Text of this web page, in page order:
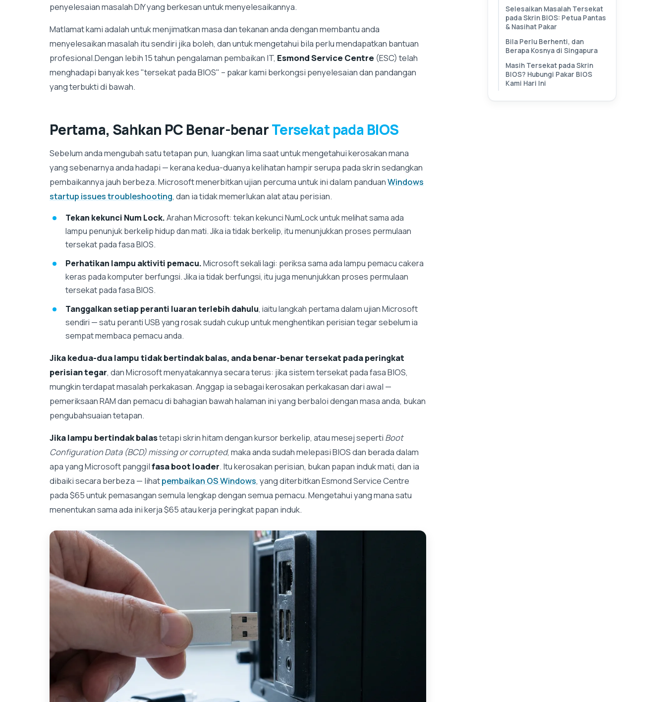
penyelesaian masalah DIY yang berkesan untuk menyelesaikannya.
Matlamat kami adalah untuk menjimatkan masa dan tekanan anda dengan membantu anda
menyelesaikan masalah itu sendiri jika boleh, dan untuk mengetahui bila perlu mendapatkan bantuan
profesional.Dengan lebih 15 tahun pengalaman pembaikan IT, Esmond Service Centre (ESC) telah
menghadapi banyak kes "tersekat pada BIOS" – pakar kami berkongsi penyelesaian dan pandangan
yang terbukti di bawah.
Pertama, Sahkan PC Benar-benarTersekat pada BIOS
Sebelum anda mengubah satu tetapan pun, luangkan lima saat untuk mengetahui kerosakan mana
yang sebenarnya anda hadapi — kerana kedua-duanya kelihatan hampir serupa pada skrin sedangkan
pembaikannya jauh berbeza. Microsoft menerbitkan ujian percuma untuk ini dalam panduanWindows
startup issues troubleshooting, dan ia tidak memerlukan alat atau perisian.
Tekan kekunci Num Lock.Arahan Microsoft: tekan kekunci NumLock untuk melihat sama ada
lampu penunjuk berkelip hidup dan mati. Jika ia tidak berkelip, itu menunjukkan proses permulaan
tersekat pada fasa BIOS.
Perhatikan lampu aktiviti pemacu.Microsoft sekali lagi: periksa sama ada lampu pemacu cakera
keras pada komputer berfungsi. Jika ia tidak berfungsi, itu juga menunjukkan proses permulaan
tersekat pada fasa BIOS.
Tanggalkan setiap peranti luaran terlebih dahulu, iaitu langkah pertama dalam ujian Microsoft
sendiri — satu peranti USB yang rosak sudah cukup untuk menghentikan perisian tegar sebelum ia
sempat membaca pemacu anda.
Jika kedua-dua lampu tidak bertindak balas, anda benar-benar tersekat pada peringkat
perisian tegar, dan Microsoft menyatakannya secara terus: jika sistem tersekat pada fasa BIOS,
mungkin terdapat masalah perkakasan. Anggap ia sebagai kerosakan perkakasan dari awal —
pemeriksaan RAM dan pemacu di bahagian bawah halaman ini yang berbaloi dengan masa anda, bukan
pengubahsuaian tetapan.
Jika lampu bertindak balastetapi skrin hitam dengan kursor berkelip, atau mesej seperti Boot
Configuration Data (BCD) missing or corrupted, maka anda sudah melepasi BIOS dan berada dalam
apa yang Microsoft panggilfasa boot loader. Itu kerosakan perisian, bukan papan induk mati, dan ia
dibaiki secara berbeza — lihatpembaikan OS Windows, yang diterbitkan Esmond Service Centre
pada $65 untuk pemasangan semula lengkap dengan semua pemacu. Mengetahui yang mana satu
menentukan sama ada ini kerja $65 atau kerja peringkat papan induk.
Selesaikan Masalah Tersekat
pada Skrin BIOS: Petua Pantas
& Nasihat Pakar
Bila Perlu Berhenti, dan
Berapa Kosnya di Singapura
Masih Tersekat pada Skrin
BIOS? Hubungi Pakar BIOS
Kami Hari Ini